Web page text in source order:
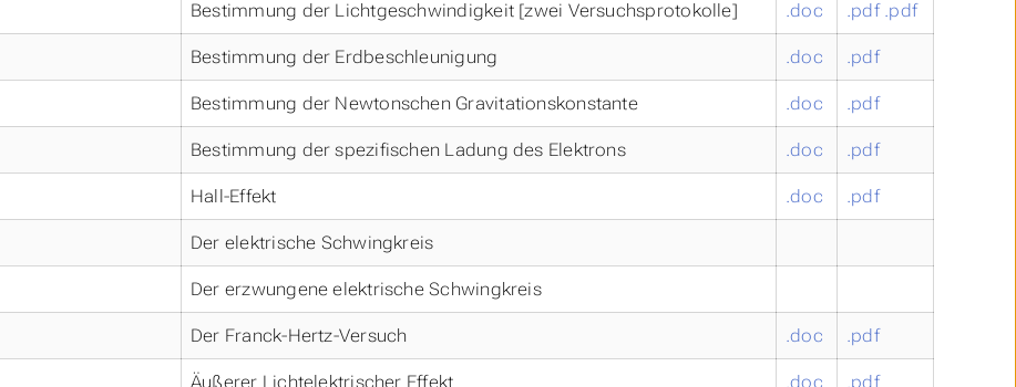
Bestimmung der Lichtgeschwindigkeit [zwei Versuchsprotokolle] .doc .pdf .pdf
Bestimmung der Erdbeschleunigung .doc .pdf
Bestimmung der Newtonschen Gravitationskonstante .doc .pdf
Bestimmung der spezifischen Ladung des Elektrons .doc .pdf
Hall-Effekt .doc .pdf
Der elektrische Schwingkreis
Der erzwungene elektrische Schwingkreis
Der Franck-Hertz-Versuch .doc .pdf
Äußerer Lichtelektrischer Effekt .doc .pdf